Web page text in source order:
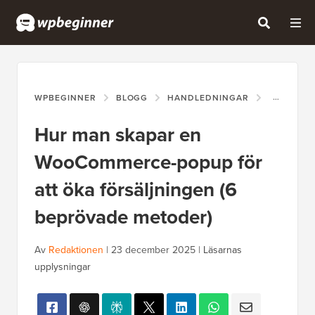
WPBEGINNER BLOGG HANDLEDNINGAR HUR
Hur man skapar en
WooCommerce-popup för
att öka försäljningen (6
beprövade metoder)
Av Redaktionen | 23 december 2025 | Läsarnas
upplysningar